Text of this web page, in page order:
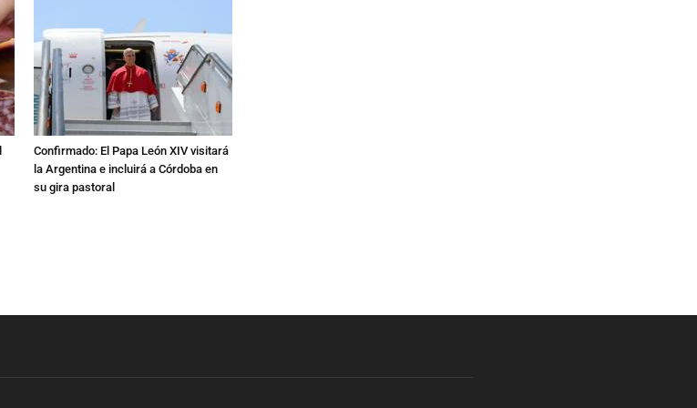
Confirmado: El Papa León XIV visitará
la Argentina e incluirá a Córdoba en
su gira pastoral